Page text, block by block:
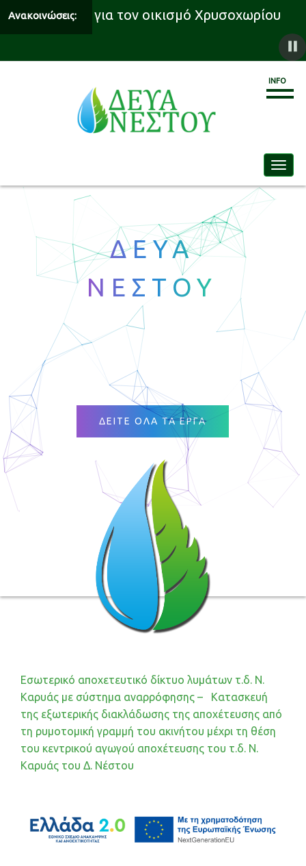
Ανακοινώσεις: για τον οικισμό Χρυσοχωρίου
INFO
ΔΕΥΑ
ΝΕΣΤΟΥ
ΔΕΙΤΕ ΟΛΑ ΤΑ ΕΡΓΑ
Εσωτερικό αποχετευτικό δίκτυο λυμάτων τ.δ. Ν.
Καρυάς με σύστημα αναρρόφησης – Κατασκευή
της εξωτερικής διακλάδωσης της αποχέτευσης από
τη ρυμοτομική γραμμή του ακινήτου μέχρι τη θέση
του κεντρικού αγωγού αποχέτευσης του τ.δ. Ν.
Καρυάς του Δ. Νέστου